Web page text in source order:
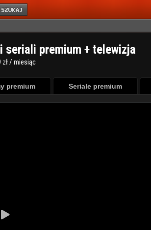
seriali premium + telewizja
zł / miesiąc
premium Seriale premium